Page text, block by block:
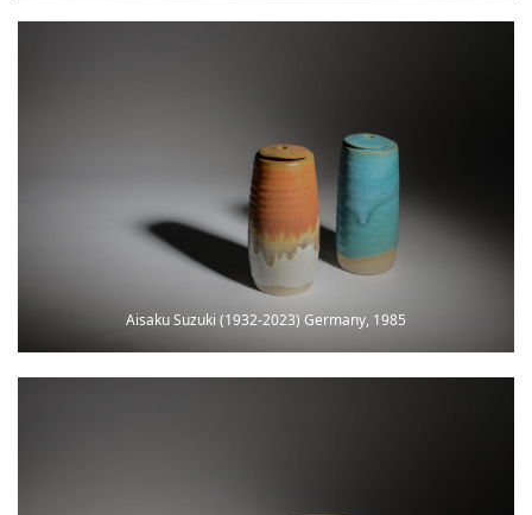
Aisaku Suzuki (1932-2023) Germany, 1985